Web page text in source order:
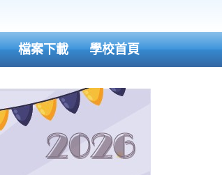
檔案下載 學校首頁